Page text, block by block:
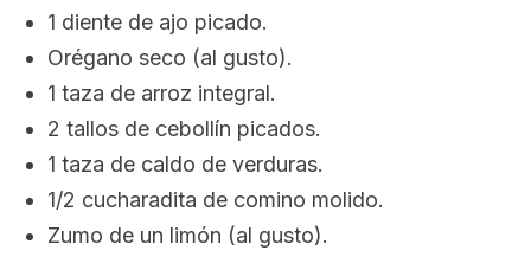
1 diente de ajo picado.
Orégano seco (al gusto).
1 taza de arroz integral.
2 tallos de cebollín picados.
1 taza de caldo de verduras.
1/2 cucharadita de comino molido.
Zumo de un limón (al gusto).